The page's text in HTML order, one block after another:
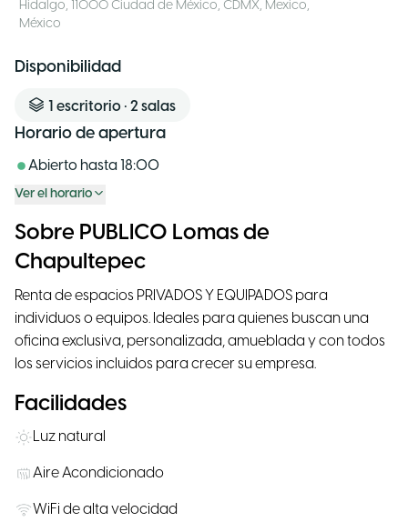
Hidalgo, 11000 Ciudad de México, CDMX, Mexico,
México
Disponibilidad
1 escritorio • 2 salas
Horario de apertura
Abierto hasta 18:00
Ver el horario
Sobre PUBLICO Lomas de
Chapultepec
Renta de espacios PRIVADOS Y EQUIPADOS para
individuos o equipos. Ideales para quienes buscan una
oficina exclusiva, personalizada, amueblada y con todos
los servicios incluidos para crecer su empresa.
Facilidades
Luz natural
Aire Acondicionado
WiFi de alta velocidad